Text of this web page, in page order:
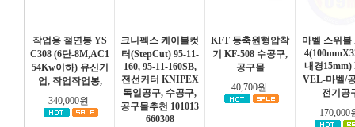
작업용 절연봉 YS
C308 (6단-8M,AC1
54Kw이하) 유신기
업, 작업작업봉,
340,000원
크니펙스 케이블컷
터(StepCut) 95-11-
160, 95-11-160SB,
전선커터 KNIPEX
독일공구, 수공구,
공구몰추천 101013
660308
KFT 동축원형압착
기 KF-508 수공구,
공구몰
40,700원
마벨 스위블
내경15mm)
VEL-마벨/
전기공
170,000